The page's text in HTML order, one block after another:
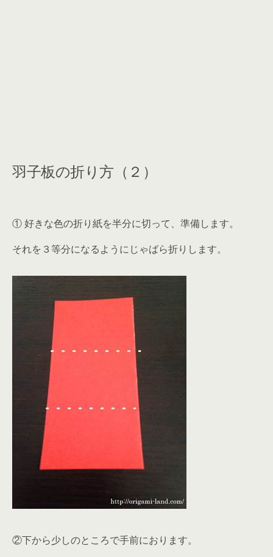
羽子板の折り方（２）
① 好きな色の折り紙を半分に切って、準備します。
それを３等分になるようにじゃばら折りします。
②下から少しのところで手前におります。